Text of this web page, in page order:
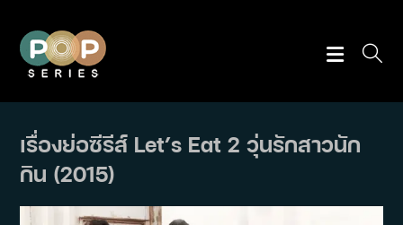
content
เรื่องย่อซีรีส์ Let’s Eat 2 วุ่นรักสาวนัก
กิน (2015)